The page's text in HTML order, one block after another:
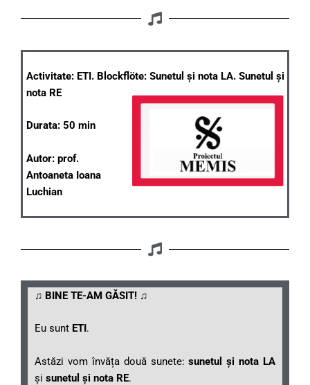
Activitate: ETI. B lockflöte: Sunetul și nota LA. Sunetul și
nota RE
Durata: 50 min
Autor: prof.
Antoaneta Ioana
Luchian
♫ BINE TE-AM GĂSIT! ♫
Eu sunt ETI .
Astăzi vom învăța două sunete:sunetul și nota LA
și sunetul și nota RE.